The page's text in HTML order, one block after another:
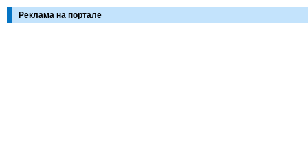
Реклама на портале